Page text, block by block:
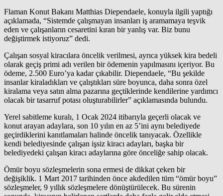
Flaman Konut Bakanı Matthias Diependaele, konuyla ilgili yaptığı
açıklamada, “Sistemde çalışmayan insanları iş aramamaya teşvik
eden ve çalışanların cesaretini kıran bir yanlış var. Biz bunu
değiştirmek istiyoruz” dedi.
Çalışan sosyal kiracılara öncelik verilmesi, ayrıca yüksek kira bedeli
olarak geçiş primi adı verilen bir ödemenin yapılmasını içeriyor. Bu
ödeme, 2.500 Euro’ya kadar çıkabilir. Diependaele, “Bu şekilde
insanlar kiraladıkları ve çalıştıkları süre boyunca, daha sonra özel
kiralama veya satın alma pazarına geçtiklerinde kendilerine yardımcı
olacak bir tasarruf potası oluşturabilirler” açıklamasında bulundu.
Yerel sabitleme kuralı, 1 Ocak 2024 itibarıyla geçerli olacak ve
konut arayan adaylara, son 10 yılın en az 5’ini aynı belediyede
geçirdiklerini kanıtlamaları halinde öncelik tanıyacak. Özellikle
kendi belediyesinde çalışan işsiz kiracı adayları, başka bir
belediyedeki çalışan kiracı adaylarına göre önceliğe sahip olacak.
Ömür boyu sözleşmelerin sona ermesi de dikkat çeken bir
değişiklik. 1 Mart 2017 tarihinden önce akdedilen tüm “ömür boyu”
sözleşmeler, 9 yıllık sözleşmelere dönüştürülecek. Bu sürenin